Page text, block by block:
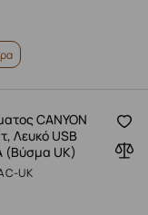
CANYON
Λευκό USB
(Βύσμα UK)
UK